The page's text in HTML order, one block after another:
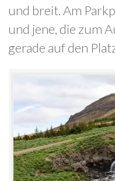
und breit. Am
und jene, die zum
gerade auf den